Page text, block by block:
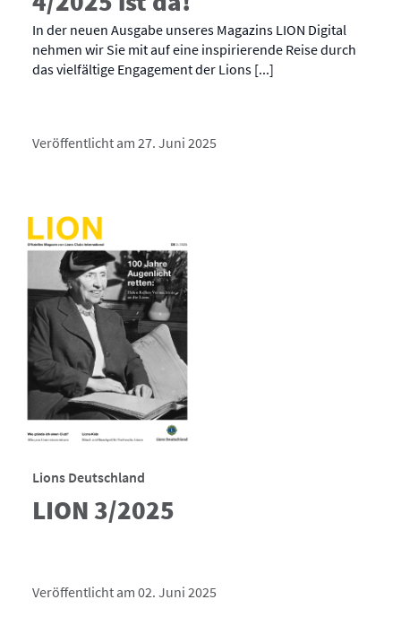
In der neuen Ausgabe unseres Magazins LION Digital
nehmen wir Sie mit auf eine inspirierende Reise durch
das vielfältige Engagement der Lions [...]
Veröffentlicht am 27. Juni 2025
Lions Deutschland
LION 3/2025
Veröffentlicht am 02. Juni 2025